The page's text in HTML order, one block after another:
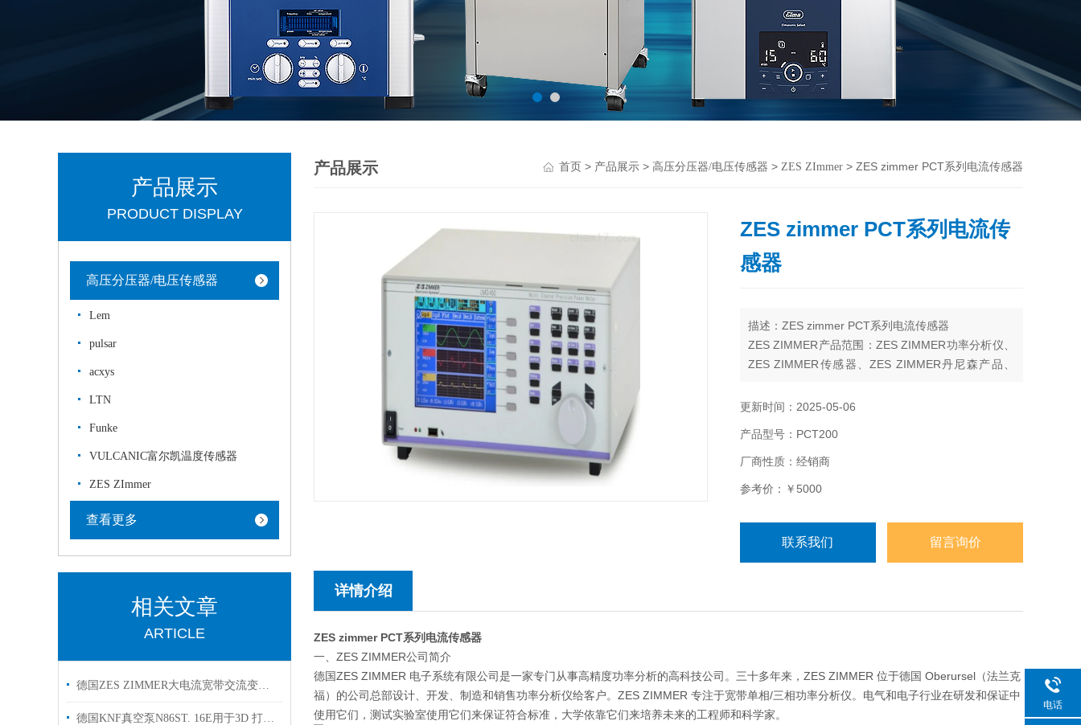
产品展示
PRODUCT DISPLAY
高压分压器/电压传感器
Lem
pulsar
acxys
LTN
Funke
VULCANIC富尔凯温度传感器
ZES ZImmer
查看更多
相关文章
ARTICLE
德国ZES ZIMMER大电流宽带交流变频器PCTx-K-L6 用于高校实验室使用
德国KNF真空泵N86ST. 16E用于3D 打印行业支持粘结剂喷射
产品展示 首页 > 产品展示 > 高压分压器/电压传感器 > ZES ZImmer > ZES zimmer PCT系列电流传感器
ZES zimmer PCT系列电流传
感器
描述：ZES zimmer PCT系列电流传感器
ZES ZIMMER产品范围：ZES ZIMMER功率分析仪、
ZES ZIMMER传感器、ZES ZIMMER丹尼森产品、
更新时间：2025-05-06
产品型号：PCT200
厂商性质：经销商
参考价：￥5000
联系我们 留言询价
详情介绍
ZES zimmer PCT系列电流传感器
一、ZES ZIMMER公司简介
德国ZES ZIMMER 电子系统有限公司是一家专门从事高精度功率分析的高科技公司。三十多年来，ZES ZIMMER 位于德国 Oberursel（法兰克
福）的公司 总部设计、开发、制造和销售功率分析仪给客户。ZES ZIMMER 专注于宽带单相/三相功率分析仪。电气和电子行业在研发和保证中
使用它们，测试实验室使用它们来保证符合标准，大学依靠它们来培养未来的工程师和科学家。
电话